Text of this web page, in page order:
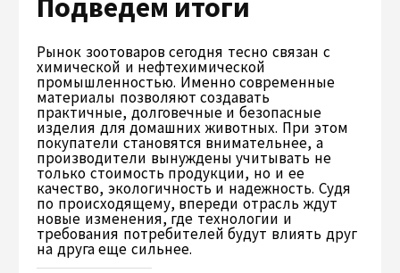
Подведем итоги
Рынок зоотоваров сегодня тесно связан с
химической и нефтехимической
промышленностью. Именно современные
материалы позволяют создавать
практичные, долговечные и безопасные
изделия для домашних животных. При этом
покупатели становятся внимательнее, а
производители вынуждены учитывать не
только стоимость продукции, но и ее
качество, экологичность и надежность. Судя
по происходящему, впереди отрасль ждут
новые изменения, где технологии и
требования потребителей будут влиять друг
на друга еще сильнее.